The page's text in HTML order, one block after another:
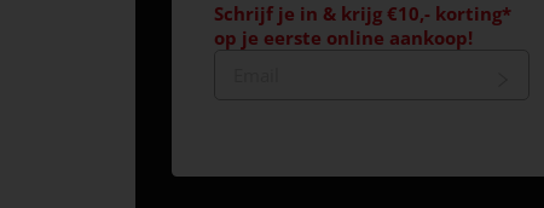
Schrijf je in & krijg €10,- korting*
op je eerste online aankoop!